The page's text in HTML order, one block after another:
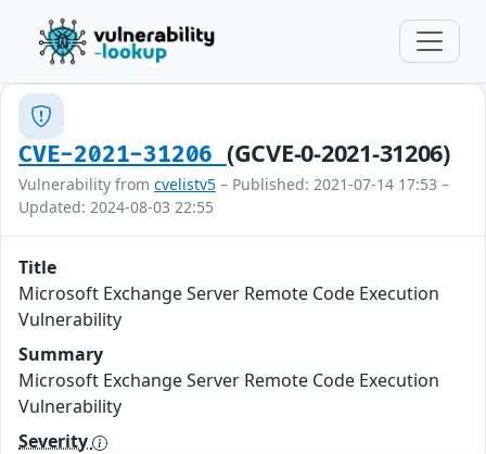
CVE-2021-31206 (GCVE-0-2021-31206)
Vulnerability from cvelistv5 – Published: 2021-07-14 17:53 –
Updated: 2024-08-03 22:55
Title
Microsoft Exchange Server Remote Code Execution
Vulnerability
Summary
Microsoft Exchange Server Remote Code Execution
Vulnerability
Severity